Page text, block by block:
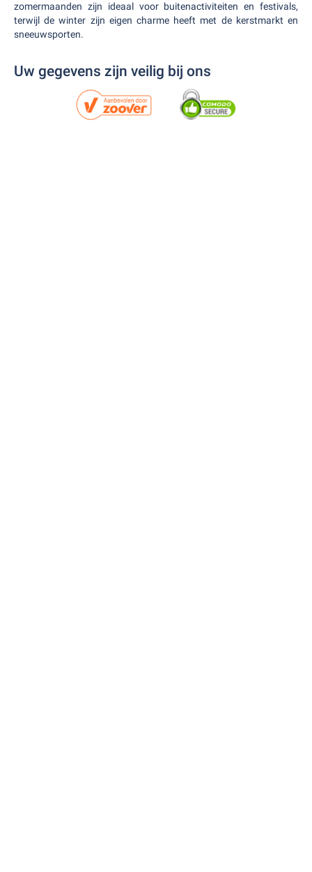
zomermaanden zijn ideaal voor buitenactiviteiten en festivals,
terwijl de winter zijn eigen charme heeft met de kerstmarkt en
sneeuwsporten.
Uw gegevens zijn veilig bij ons